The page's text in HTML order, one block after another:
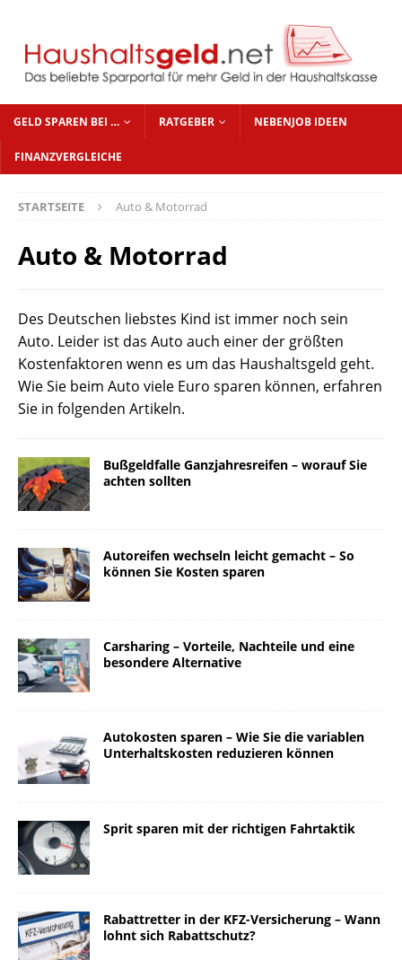
GELD SPAREN BEI … RATGEBER NEBENJOB IDEEN
FINANZVERGLEICHE
STARTSEITE Auto & Motorrad
Auto & Motorrad
Des Deutschen liebstes Kind ist immer noch sein
Auto. Leider ist das Auto auch einer der größten
Kostenfaktoren wenn es um das Haushaltsgeld geht.
Wie Sie beim Auto viele Euro sparen können, erfahren
Sie in folgenden Artikeln.
Bußgeldfalle Ganzjahresreifen – worauf Sie
achten sollten
Autoreifen wechseln leicht gemacht – So
können Sie Kosten sparen
Carsharing – Vorteile, Nachteile und eine
besondere Alternative
Autokosten sparen – Wie Sie die variablen
Unterhaltskosten reduzieren können
Sprit sparen mit der richtigen Fahrtaktik
Rabattretter in der KFZ-Versicherung – Wann
lohnt sich Rabattschutz?